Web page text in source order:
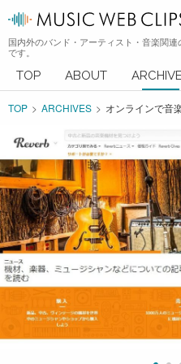
国内外のバンド・アーティスト・音楽関
です。
TOP ABOUT
TOP ARCHIVES オンラインで音